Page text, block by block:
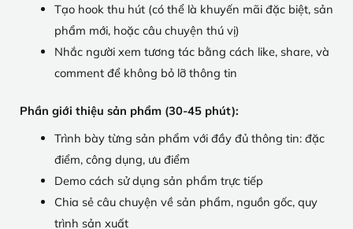
Tạo hook thu hút (có thể là khuyến mãi đặc biệt, sản
phẩm mới, hoặc câu chuyện thú vị)
Nhắc người xem tương tác bằng cách like, share, và
comment để không bỏ lỡ thông tin
Phần giới thiệu sản phẩm (30-45 phút):
Trình bày từng sản phẩm với đầy đủ thông tin: đặc
điểm, công dụng, ưu điểm
Demo cách sử dụng sản phẩm trực tiếp
Chia sẻ câu chuyện về sản phẩm, nguồn gốc, quy
trình sản xuất